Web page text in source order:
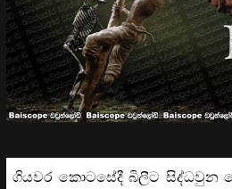
ගියවර කොටසේදී බිලීට සිද්ධවුන